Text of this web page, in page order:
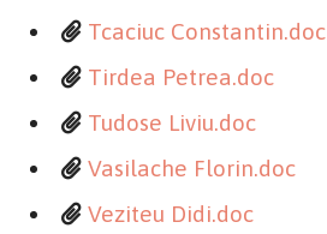
Tcaciuc Constantin.doc
Tirdea Petrea.doc
Tudose Liviu.doc
Vasilache Florin.doc
Veziteu Didi.doc